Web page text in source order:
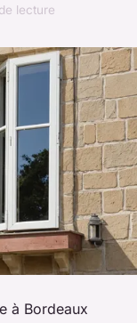
lecture
à Bordeaux